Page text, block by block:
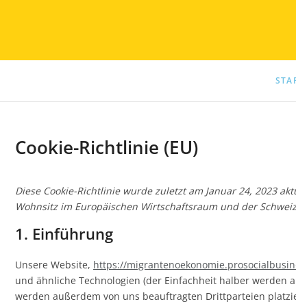
Cookie-Richtlinie (EU)
Diese Cookie-Richtlinie wurde zuletzt am Januar 24, 2023
Wohnsitz im Europäischen Wirtschaftsraum und der Schweiz
1. Einführung
Unsere Website, https://
und ähnliche Technologien (der Einfachheit halber werden
werden außerdem von uns beauftragten Drittparteien